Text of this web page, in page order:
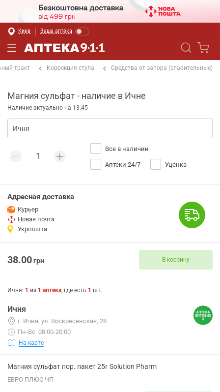
Киев Ваша аптека
тракт Коррекция стула Средства от запора (слабительные)
Магния сульфат - наличие в Ичне
Наличие актуально на 13:45
Все в наличии
Аптеки 24/7 Уценка
Адресная доставка
Курьер
Новая почта
Укрпошта
38.00грн В корзину
Ичня: 1 из 1 аптека, где есть 1 шт.
Ичня
г. Ичня, ул. Воскресенская, 28
Пн-Вс: 08:00-20:00
На карте
Магния сульфат пор. пакет 25г Solution Pharm
ЕВРО ПЛЮС ЧП